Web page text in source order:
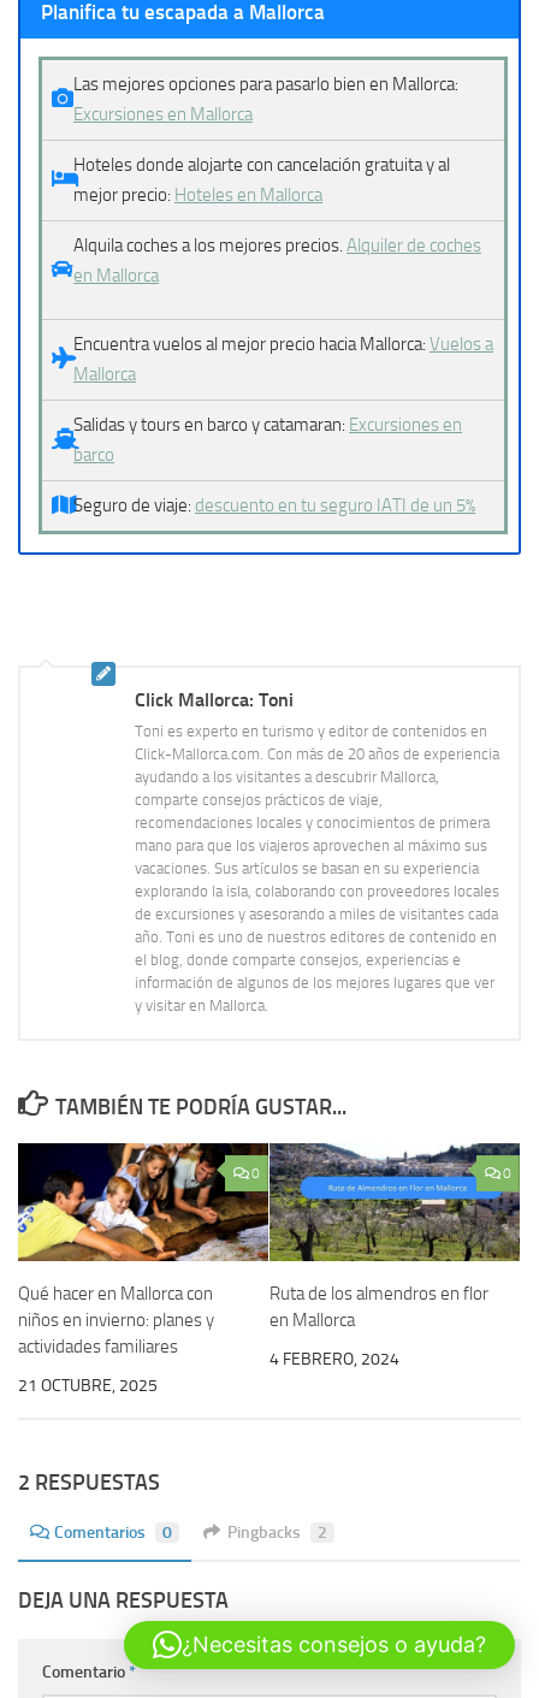
Planifica tu escapada a Mallorca
Las mejores opciones para pasarlo bien en Mallorca:
Excursiones en Mallorca
Hoteles donde alojarte con cancelación gratuita y al
mejor precio: Hoteles en Mallorca
Alquila coches a los mejores precios. Alquiler de coches
en Mallorca
Encuentra vuelos al mejor precio hacia Mallorca: Vuelos a
Mallorca
Salidas y tours en barco y catamaran: Excursiones en
barco
Seguro de viaje: descuento en tu seguro IATI de un 5%
Click Mallorca: Toni
Toni es experto en turismo y editor de contenidos en
Click-Mallorca.com. Con más de 20 años de experiencia
ayudando a los visitantes a descubrir Mallorca,
comparte consejos prácticos de viaje,
recomendaciones locales y conocimientos de primera
mano para que los viajeros aprovechen al máximo sus
vacaciones. Sus artículos se basan en su experiencia
explorando la isla, colaborando con proveedores locales
de excursiones y asesorando a miles de visitantes cada
año. Toni es uno de nuestros editores de contenido en
el blog, donde comparte consejos, experiencias e
información de algunos de los mejores lugares que ver
y visitar en Mallorca.
TAMBIÉN TE PODRÍA GUSTAR...
0
Qué hacer en Mallorca con
niños en invierno: planes y
actividades familiares
21 OCTUBRE, 2025
0
Ruta de los almendros en flor
en Mallorca
4 FEBRERO, 2024
2 RESPUESTAS
Comentarios 0 Pingbacks 2
DEJA UNA RESPUESTA
Comentario*
¿Necesitas consejos o ayuda?